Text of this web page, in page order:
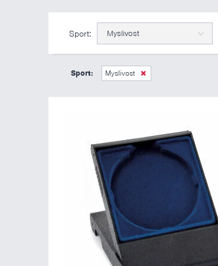
Sport: Myslivost
Sport: Myslivost